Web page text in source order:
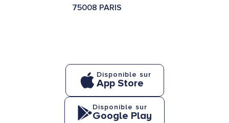
75008 PARIS
Disponible sur
App Store
Disponible sur
Google Play